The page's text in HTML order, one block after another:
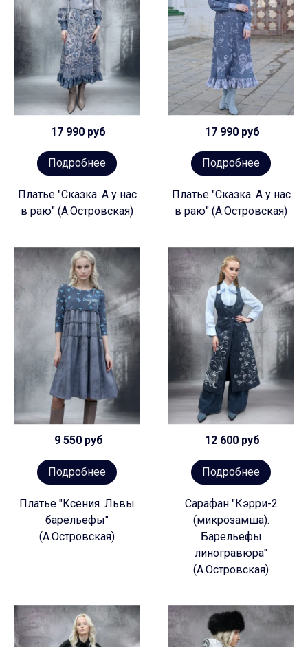
17 990 руб
Подробнее
Платье "Сказка. А у нас
в раю" (А.Островская)
17 990 руб
Подробнее
Платье "Сказка. А у нас
в раю" (А.Островская)
9 550 руб
Подробнее
Платье "Ксения. Львы
барельефы"
(А.Островская)
12 600 руб
Подробнее
Сарафан "Кэрри-2
(микрозамша).
Барельефы
линогравюра"
(А.Островская)